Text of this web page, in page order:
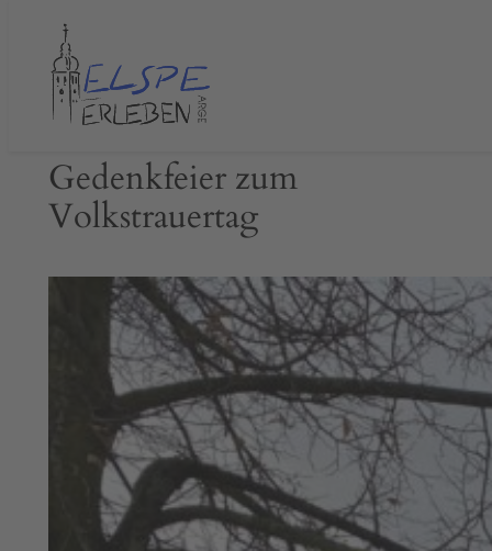
springen
Gedenkfeier zum
Volkstrauertag